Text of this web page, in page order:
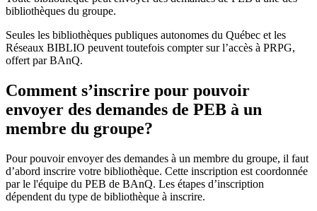
bibliothèques du groupe.
Seules les bibliothèques publiques autonomes du Québec et les
Réseaux BIBLIO peuvent toutefois compter sur l’accès à PRPG,
offert par BAnQ.
Comment s’inscrire pour pouvoir
envoyer des demandes de PEB à un
membre du groupe?
Pour pouvoir envoyer des demandes à un membre du groupe, il faut
d’abord inscrire votre bibliothèque. Cette inscription est coordonnée
par le l'équipe du PEB de BAnQ. Les étapes d’inscription
dépendent du type de bibliothèque à inscrire.